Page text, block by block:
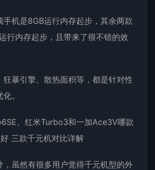
手机是8GB运行内存起步，其余两款
行内存起步，且带来了很不错的效
狂暴引擎、散热面积等，都是针对性
。
，虽然有很多用户觉得千元机型的外